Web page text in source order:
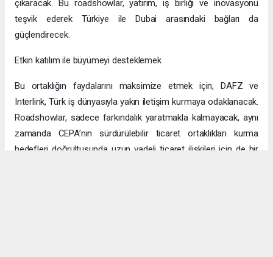
çıkaracak. Bu roadshowlar, yatırım, iş birliği ve inovasyonu
teşvik ederek Türkiye ile Dubai arasındaki bağları da
güçlendirecek.
Etkin katılım ile büyümeyi desteklemek
Bu ortaklığın faydalarını maksimize etmek için, DAFZ ve
Interlink, Türk iş dünyasıyla yakın iletişim kurmaya odaklanacak.
Roadshowlar, sadece farkındalık yaratmakla kalmayacak, aynı
zamanda CEPA’nın sürdürülebilir ticaret ortaklıkları kurma
hedefleri doğrultusunda uzun vadeli ticaret ilişkileri için de bir